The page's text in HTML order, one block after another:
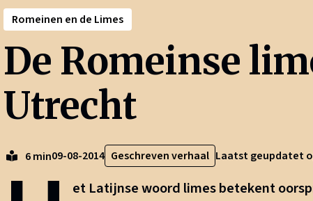
Romeinen en de Limes
De Romeinse
Utrecht
6 min09-08-2014 Geschreven verhaal Laatst geupdatet
et Latijnse woord limes betekent